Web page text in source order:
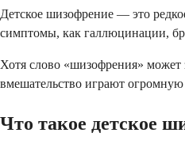
Детское шизофрение — это
симптомы, как галлюцинации,
Хотя слово «шизофрения»
вмешательство играют
Что такое детское